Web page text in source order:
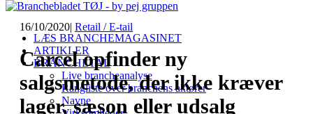
LÆS BRANCHEMAGASINET
ARTIKLER
BRANCHETAL
Live brancheanalyse
Rangliste over branchens aktører
Navne
16/10/2020| Retail / E-tail
Carcel opfinder ny
salgsmetode, der ikke kræver
lager, sæson eller udsalg